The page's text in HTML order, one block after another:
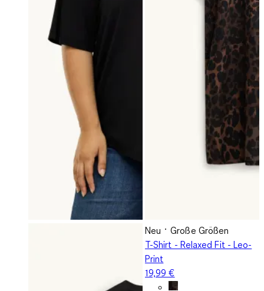
Neu
Große Größen
T-Shirt - Relaxed Fit - Leo-
Print
19,99 €